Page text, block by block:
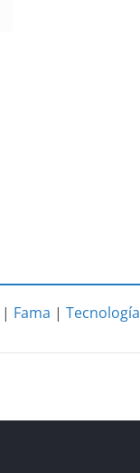
| Fama | Tecnología